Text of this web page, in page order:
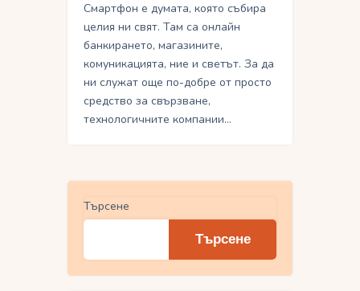
Смартфон е думата, която събира
целия ни свят. Там са онлайн
банкирането, магазините,
комуникацията, ние и светът. За да
ни служат още по-добре от просто
средство за свързване,
технологичните компании…
Търсене
Търсене